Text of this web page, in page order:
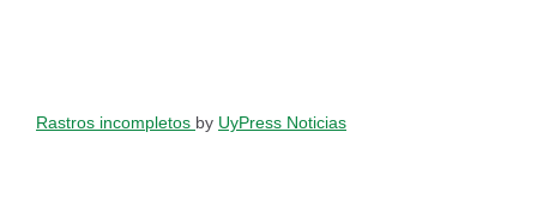
Rastros incompletos by UyPress Noticias